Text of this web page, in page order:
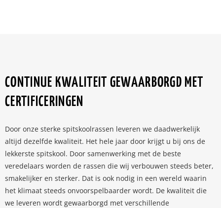
CONTINUE KWALITEIT GEWAARBORGD MET
CERTIFICERINGEN
Door onze sterke spitskoolrassen leveren we daadwerkelijk
altijd dezelfde kwaliteit. Het hele jaar door krijgt u bij ons de
lekkerste spitskool. Door samenwerking met de beste
veredelaars worden de rassen die wij verbouwen steeds beter,
smakelijker en sterker. Dat is ook nodig in een wereld waarin
het klimaat steeds onvoorspelbaarder wordt. De kwaliteit die
we leveren wordt gewaarborgd met verschillende